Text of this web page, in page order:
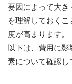
要因によって大き
を理解しておく
度が高まります。
以下は、費用に
素について確認し